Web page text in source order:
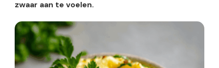
zwaar aan te voelen.